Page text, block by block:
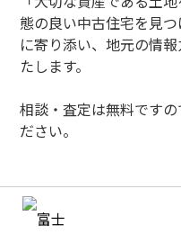
態の良い中古住宅を見
に寄り添い、地元の情
たします。
相談・査定は無料です
ださい。